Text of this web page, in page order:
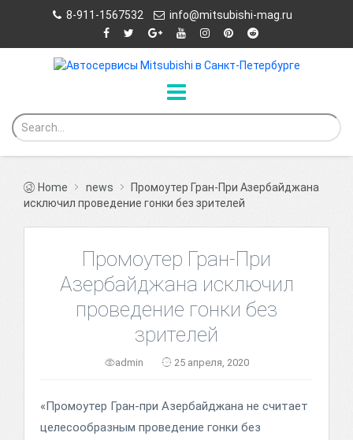
8-911-1567532 info@mitsubishi-mag.ru
Home news
Промоутер Гран-При Азербайджана
исключил проведение гонки без зрителей
Промоутер Гран-При
Азербайджана исключил
проведение гонки без
зрителей
admin 25 апреля, 2020
«Промоутер Гран-при Азербайджана не считает
целесообразным проведение гонки без